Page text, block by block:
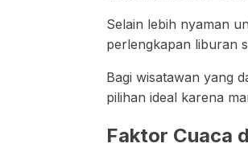
Selain lebih nyaman
perlengkapan liburan
Bagi wisatawan yang
pilihan ideal karena
Faktor Cuaca